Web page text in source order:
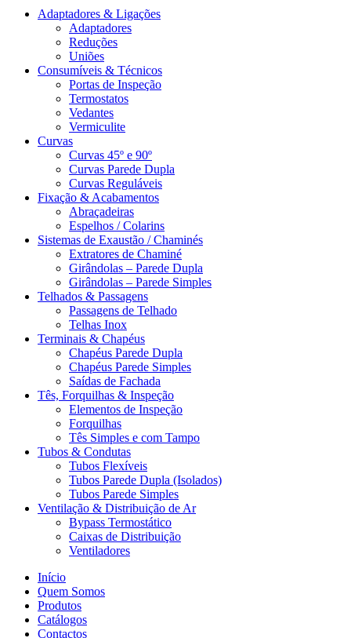
Adaptadores & Ligações
Adaptadores
Reduções
Uniões
Consumíveis & Técnicos
Portas de Inspeção
Termostatos
Vedantes
Vermiculite
Curvas
Curvas 45º e 90º
Curvas Parede Dupla
Curvas Reguláveis
Fixação & Acabamentos
Abraçadeiras
Espelhos / Colarins
Sistemas de Exaustão / Chaminés
Extratores de Chaminé
Girândolas – Parede Dupla
Girândolas – Parede Simples
Telhados & Passagens
Passagens de Telhado
Telhas Inox
Terminais & Chapéus
Chapéus Parede Dupla
Chapéus Parede Simples
Saídas de Fachada
Tês, Forquilhas & Inspeção
Elementos de Inspeção
Forquilhas
Tês Simples e com Tampo
Tubos & Condutas
Tubos Flexíveis
Tubos Parede Dupla (Isolados)
Tubos Parede Simples
Ventilação & Distribuição de Ar
Bypass Termostático
Caixas de Distribuição
Ventiladores
Início
Quem Somos
Produtos
Catálogos
Contactos